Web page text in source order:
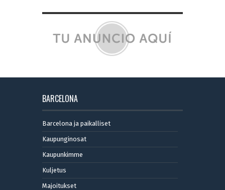
BARCELONA
Barcelona ja paikalliset
Kaupunginosat
Kaupunkimme
Kuljetus
Majoitukset